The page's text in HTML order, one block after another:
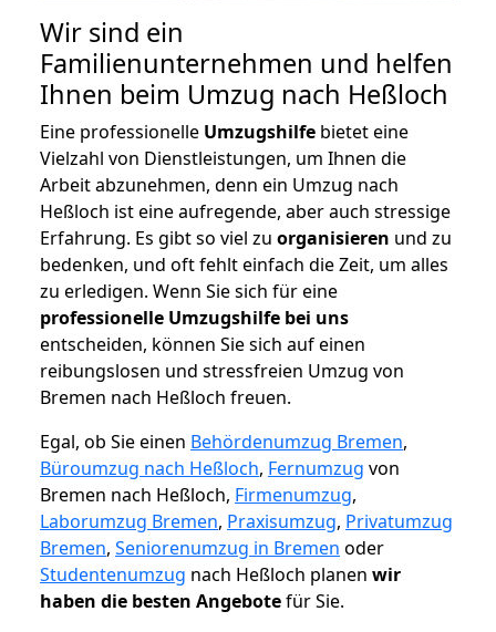
Wir sind ein
Familienunternehmen und helfen
Ihnen beim Umzug nach Heßloch
Eine professionelle Umzugshilfe bietet eine
Vielzahl von Dienstleistungen, um Ihnen die
Arbeit abzunehmen, denn ein Umzug nach
Heßloch ist eine aufregende, aber auch stressige
Erfahrung. Es gibt so viel zu organisieren und zu
bedenken, und oft fehlt einfach die Zeit, um alles
zu erledigen. Wenn Sie sich für eine
professionelle Umzugshilfe bei uns
entscheiden, können Sie sich auf einen
reibungslosen und stressfreien Umzug von
Bremen nach Heßloch freuen.
Egal, ob Sie einen Behördenumzug Bremen,
Büroumzug nach Heßloch, Fernumzug von
Bremen nach Heßloch, Firmenumzug,
Laborumzug Bremen, Praxisumzug, Privatumzug
Bremen, Seniorenumzug in Bremen oder
Studentenumzug nach Heßloch planen wir
haben die besten Angebotefür Sie.